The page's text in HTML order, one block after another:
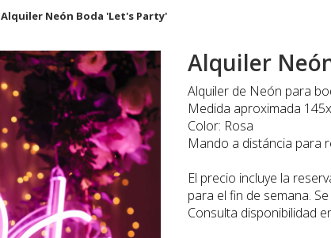
Alquiler Neón Boda 'Let's Party'
Alquiler
Alquiler de Neón para
Medida aproximada
Color: Rosa
Mando a distáncia para
El precio incluye la
para el fin de semana.
Consulta disponibilidad